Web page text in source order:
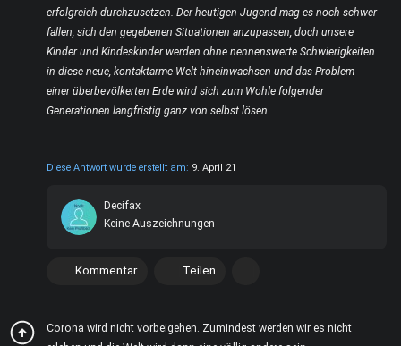
erfolgreich durchzusetzen. Der heutigen Jugend mag es noch schwer
fallen, sich den gegebenen Situationen anzupassen, doch unsere
Kinder und Kindeskinder werden ohne nennenswerte Schwierigkeiten
in diese neue, kontaktarme Welt hineinwachsen und das Problem
einer überbevölkerten Erde wird sich zum Wohle folgender
Generationen langfristig ganz von selbst lösen.
Diese Antwort wurde erstellt am: 9. April 21
Decifax
Keine Auszeichnungen
Kommentar Teilen
Corona wird nicht vorbeigehen. Zumindest werden wir es nicht